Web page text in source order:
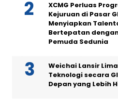
XCMG Perluas
Kejuruan di Pasar
Menyiapkan
Bertepatan
Pemuda Sedunia
Weichai Lansir
Teknologi secara
Depan yang Lebih